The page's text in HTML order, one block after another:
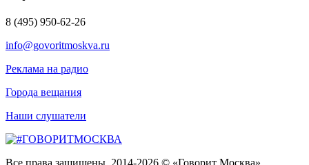
8 (495) 950-62-26
info@govoritmoskva.ru
Реклама на радио
Города вещания
Наши слушатели
Все права защищены. 2014-2026 © «Говорит Москва»